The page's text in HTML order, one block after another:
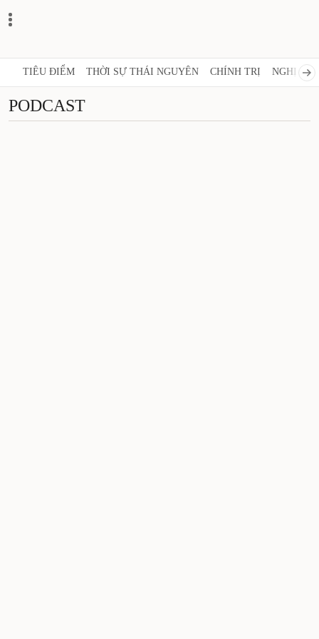
TIÊU ĐIỂM THỜI SỰ THÁI NGUYÊN CHÍNH TRỊ NGHỊ
PODCAST